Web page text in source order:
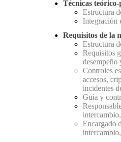
Técnicas
Estructura
Integración
Requisitos de la
Estructura
Requisitos
desempeño
Controles
accesos,
incidentes
Guía y
Encargado